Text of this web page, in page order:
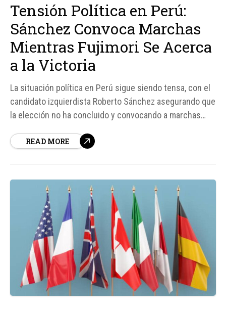
Tensión Política en Perú:
Sánchez Convoca Marchas
Mientras Fujimori Se Acerca
a la Victoria
La situación política en Perú sigue siendo tensa, con el
candidato izquierdista Roberto Sánchez asegurando que
la elección no ha concluido y convocando a marchas
derechista Keiko Fujimori amplía su ventaja en el
READ MORE